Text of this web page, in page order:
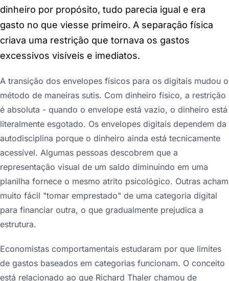
dinheiro por propósito, tudo parecia igual e era
gasto no que viesse primeiro. A separação física
criava uma restrição que tornava os gastos
excessivos visíveis e imediatos.
A transição dos envelopes físicos para os digitais mudou o
método de maneiras sutis. Com dinheiro físico, a restrição
é absoluta - quando o envelope está vazio, o dinheiro está
literalmente esgotado. Os envelopes digitais dependem da
autodisciplina porque o dinheiro ainda está tecnicamente
acessível. Algumas pessoas descobrem que a
representação visual de um saldo diminuindo em uma
planilha fornece o mesmo atrito psicológico. Outras acham
muito fácil "tomar emprestado" de uma categoria digital
para financiar outra, o que gradualmente prejudica a
estrutura.
Economistas comportamentais estudaram por que limites
de gastos baseados em categorias funcionam. O conceito
está relacionado ao que Richard Thaler chamou de